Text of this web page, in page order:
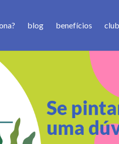
blog benefícios